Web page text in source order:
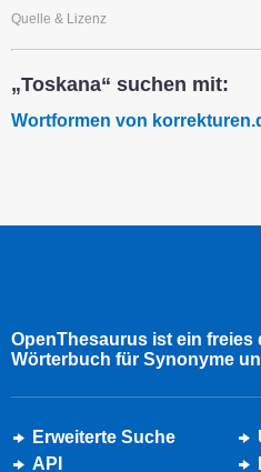
Quelle & Lizenz
„Toskana“ suchen mit:
Wortformen von
OpenThesaurus ist ein freies
Wörterbuch für Synonyme
Erweiterte Suche
API